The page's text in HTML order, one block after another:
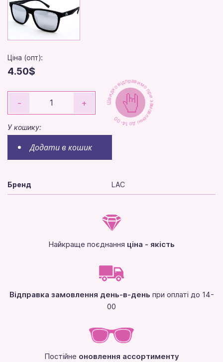
Ціна (опт):
4.50$
- +
У кошику:
Додати в кошик
Швидко відправимо при замовленні до 14-00
Бренд LAC
Найкраще поєднання ціна - якість
Відправка замовлення день-в-день при оплаті до 14-
00
Постійне оновлення ассортименту